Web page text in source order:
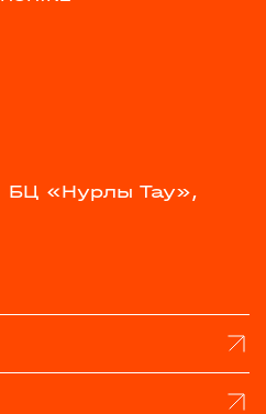
БЦ «Нурлы Тау»,